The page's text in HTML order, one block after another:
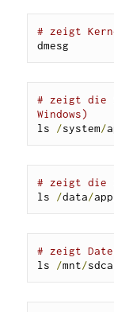
# zeigt
dmesg
# zeigt die
Windows)
ls /system/
# zeigt die
ls /data/app
# zeigt
ls /mnt/